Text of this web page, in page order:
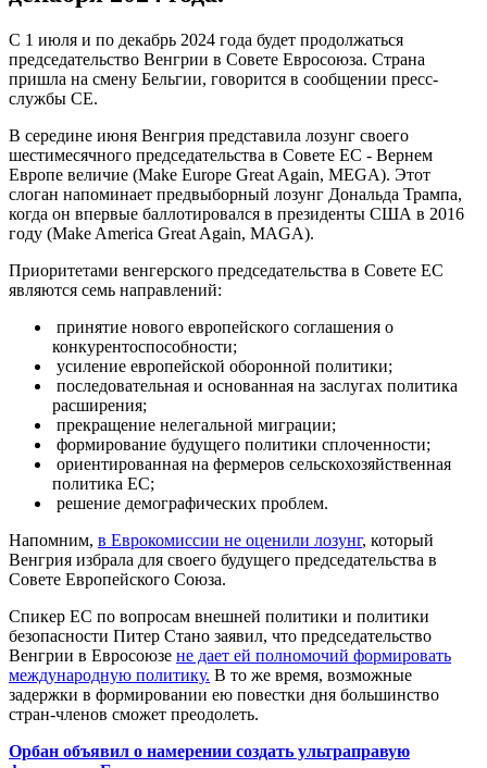
С 1 июля и по декабрь 2024 года будет продолжаться
председательство Венгрии в Совете Евросоюза. Страна
пришла на смену Бельгии, говорится в сообщении пресс-
службы СЕ.
В середине июня Венгрия представила лозунг своего
шестимесячного председательства в Совете ЕС - Вернем
Европе величие (Make Europe Great Again, MEGA). Этот
слоган напоминает предвыборный лозунг Дональда Трампа,
когда он впервые баллотировался в президенты США в 2016
году (Make America Great Again, MAGA).
Приоритетами венгерского председательства в Совете ЕС
являются семь направлений:
принятие нового европейского соглашения о
конкурентоспособности;
усиление европейской оборонной политики;
последовательная и основанная на заслугах политика
расширения;
прекращение нелегальной миграции;
формирование будущего политики сплоченности;
ориентированная на фермеров сельскохозяйственная
политика ЕС;
решение демографических проблем.
Напомним, в Еврокомиссии не оценили лозунг, который
Венгрия избрала для своего будущего председательства в
Совете Европейского Союза.
Спикер ЕС по вопросам внешней политики и политики
безопасности Питер Стано заявил, что председательство
Венгрии в Евросоюзе не дает ей полномочий формировать
международную политику. В то же время, возможные
задержки в формировании ею повестки дня большинство
стран-членов сможет преодолеть.
Орбан объявил о намерении создать ультраправую